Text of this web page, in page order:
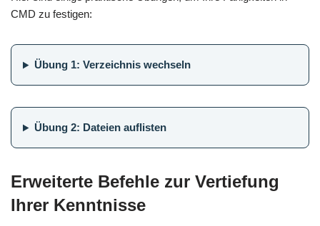
CMD zu festigen:
Übung 1: Verzeichnis wechseln
Übung 2: Dateien auflisten
Erweiterte Befehle zur Vertiefung
Ihrer Kenntnisse